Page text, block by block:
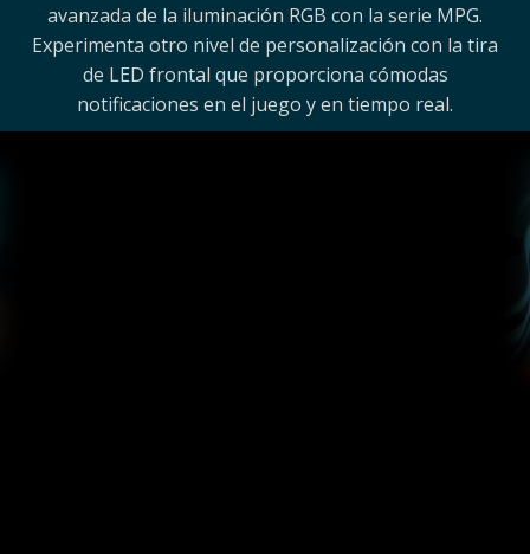
avanzada de la iluminación RGB con la serie MPG.
Experimenta otro nivel de personalización con la tira
de LED frontal que proporciona cómodas
notificaciones en el juego y en tiempo real.